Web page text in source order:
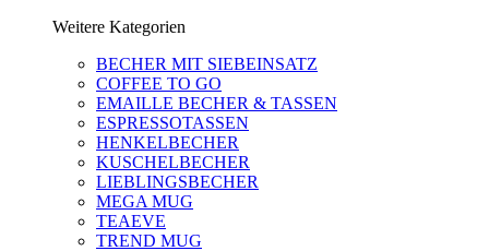
Weitere Kategorien
BECHER MIT SIEBEINSATZ
COFFEE TO GO
EMAILLE BECHER & TASSEN
ESPRESSOTASSEN
HENKELBECHER
KUSCHELBECHER
LIEBLINGSBECHER
MEGA MUG
TEAEVE
TREND MUG